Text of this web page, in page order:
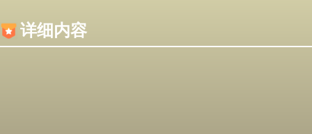
详细内容